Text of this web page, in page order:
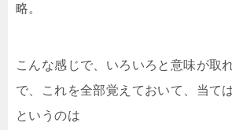
略。
こんな感じで、いろいろと意味が取
で、これを全部覚えておいて、当て
というのは